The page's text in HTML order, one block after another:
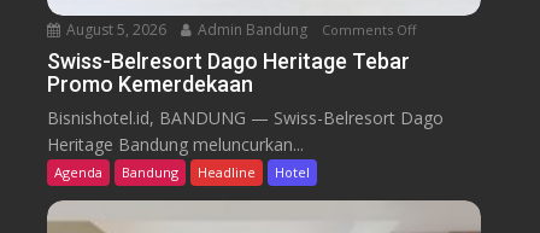
August 5, 2026 Admin Bandung Comments Offo
Swiss-Belresort Dago Heritage Tebar
Promo Kemerdekaan
Bisnishotel.id, BANDUNG — Swiss-Belresort Dago
Heritage Bandung meluncurkan...
Agenda Bandung Headline Hotel